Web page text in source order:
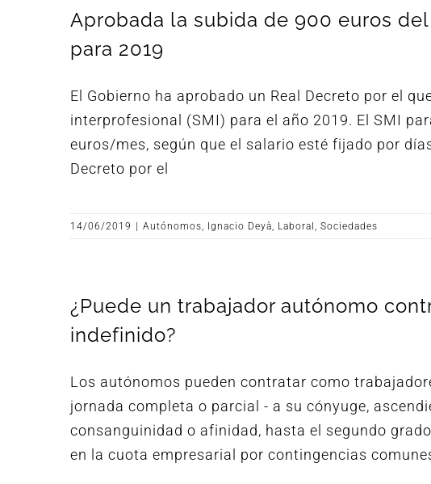
Aprobada la subida de 900 euros
para 2019
El Gobierno ha aprobado un Real Decreto por el
interprofesional (SMI) para el año 2019. El SMI
euros/mes, según que el salario esté fijado por
Decreto por el
14/06/2019 Autónomos, Ignacio Deyà, Laboral , Sociedades
¿Puede un trabajador autónomo
indefinido?
Los autónomos pueden contratar como
jornada completa o parcial - a su cónyuge,
consanguinidad o afinidad, hasta el segundo
en la cuota empresarial por contingencias